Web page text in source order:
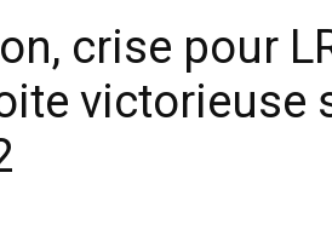
crise pour
victorieuse